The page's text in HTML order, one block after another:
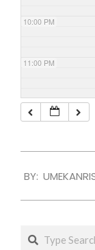
10:00 PM
11:00 PM
01-
BY:
Search